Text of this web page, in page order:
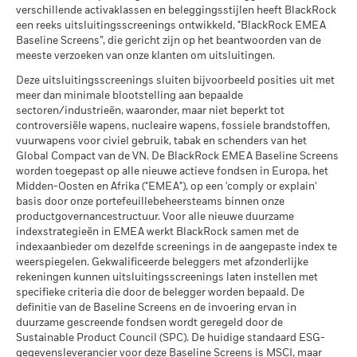
valutaschommelingen als uw belegging wordt gedaan in een
andere valuta dan die gebruikt in de berekening van de
prestaties in het verleden. Bron: Blackrock
(kapitalisatieaandelen) bedraagt 1,32% (max. EUR 4.000).
Ontvangen dividenden van distributieaandelen zijn
onderworpen aan de Belgische roerende voorheffing van
30%. De Belgische roerende voorheffing die toegepast wordt
wederinkoopprijs van kapitalisatie- en distributieaandelen
die meer dan 10% van hun activa beleggen in om het even
welk type van schuldvorderingen, bedraagt 30%.
Publicatie van de netto-inventariswaarde:
www.blackrock.com/be , De Tijd,www.fundinfo.com. Gelieve
voor klachten over dit fonds contact op te nemen met
BlackRock op het nummer 02 402 49 00, of een e-mail te
sturen naar belux@blackrock.com.Voor uw veiligheid worden
telefoongesprekken doorgaans opgenomen.
U kunt ook
contact opnemen met de Consumer Mediation Service. Meer
informatie vindt u ophttp://www.ombudsfin.be.
Gematigd
Wat u kunt terugkrijgen na aftrek van
Gemiddeld rendement per jaar
Gunstig
Wat u kunt terugkrijgen na aftrek van
Het stressscenario laat zien wat u zou kunnen terugkrijgen in
extreme marktomstandigheden.
CCC)
per 17/jul/2026
MSCI ESG-kwaliteitsscore (0-
per 17/jul/2026
Wereldwijde classificatie van
fondsen door Lipper
Mixed Asset USD Flexible -
Global
MSCI Gewogen Gemiddelde
Koolstofintensiteit (ton CO2-
eq/$ miljoen OMZET)
per 17/jul/2026
87,16
MSCI ESG % Dekking
per 17/jul/2026
MSCI ESG-kwaliteitsscore –
Percentiel peer
per 17/jul/2026
91,67
Fondsen in peergroup
per 17/jul/2026
MSCI – Overtreders van
Global Compact van de VN
per 30/jun/2026
0,00%
MSCI – Ketelkool
per 30/jun/2026
0,00%
MSCI – Oliezand
per 30/jun/2026
Betrokkenheid van
bedrijfsleven Dekking
per 30/jun/2026
Percentage niet-gedekt
Fonds
per 30/jun/2026
8,09%
De blootstellingen van BlackRock inzake betrokkenheid van
het bedrijfsleven, zoals hierboven weergegeven voor
Ketelkool en Oliezand, worden berekend en gerapporteerd
Alle documenten
verschillende activaklassen en beleggingsstijlen heeft BlackRock
een reeks uitsluitingsscreenings ontwikkeld, "BlackRock EMEA
Baseline Screens”, die gericht zijn op het beantwoorden van de
meeste verzoeken van onze klanten om uitsluitingen.
Deze uitsluitingsscreenings sluiten bijvoorbeeld posities uit met
meer dan minimale blootstelling aan bepaalde
sectoren/industrieën, waaronder, maar niet beperkt tot
controversiële wapens, nucleaire wapens, fossiele brandstoffen,
vuurwapens voor civiel gebruik, tabak en schenders van het
Global Compact van de VN. De BlackRock EMEA Baseline Screens
worden toegepast op alle nieuwe actieve fondsen in Europa, het
Midden-Oosten en Afrika ("EMEA"), op een 'comply or explain'
basis door onze portefeuillebeheersteams binnen onze
productgovernancestructuur. Voor alle nieuwe duurzame
indexstrategieën in EMEA werkt BlackRock samen met de
indexaanbieder om dezelfde screenings in de aangepaste index te
weerspiegelen. Gekwalificeerde beleggers met afzonderlijke
rekeningen kunnen uitsluitingsscreenings laten instellen met
specifieke criteria die door de belegger worden bepaald. De
definitie van de Baseline Screens en de invoering ervan in
duurzame gescreende fondsen wordt geregeld door de
Sustainable Product Council (SPC). De huidige standaard ESG-
gegevensleverancier voor deze Baseline Screens is MSCI, maar